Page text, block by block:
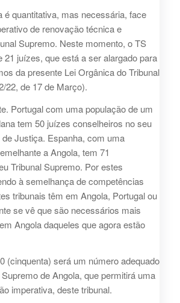
é quantitativa, mas necessária, face
de renovação técnica e
Supremo. Neste momento, o TS
21 juízes, que está a ser alargado para
da presente Lei Orgânica do Tribunal
22, de 17 de Março).
Portugal com uma população de um
tem 50 juízes conselheiros no seu
Justiça. Espanha, com uma
a Angola, tem 71
Tribunal Supremo. Por estes
à semelhança de competências
tribunais têm em Angola, Portugal ou
se vê que são necessários mais
Angola daqueles que agora estão
(cinquenta) será um número adequado
de Angola, que permitirá uma
imperativa, deste tribunal.